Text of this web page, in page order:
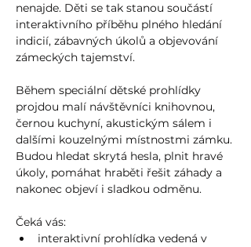
nenajde. Děti se tak stanou součástí
interaktivního příběhu plného hledání
indicií, zábavných úkolů a objevování
zámeckých tajemství.
Během speciální dětské prohlídky
projdou malí návštěvníci knihovnou,
černou kuchyní, akustickým sálem i
dalšími kouzelnými místnostmi zámku.
Budou hledat skrytá hesla, plnit hravé
úkoly, pomáhat hraběti řešit záhady a
nakonec objeví i sladkou odměnu.
Čeká vás:
interaktivní prohlídka vedená v